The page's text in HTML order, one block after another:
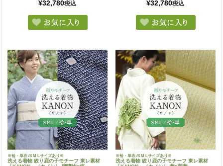
¥32,780税込 ¥32,780税込
※袷・単衣 /S M Lサイズあり※
洗える着物 絞り鹿の子モチーフ 東レ素材
※袷・単衣 /S M Lサイズあり※
洗える着物 絞り鹿の子モチーフ 東レ素材